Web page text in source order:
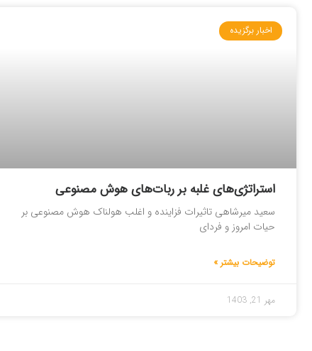
اخبار برگزیده
استراتژی‌های غلبه بر ربات‌های هوش مصنوعی
سعید میرشاهی تاثیرات فزاینده و اغلب هولناک هوش مصنوعی بر
حیات امروز و فردای
توضیحات بیشتر »
مهر 21, 1403